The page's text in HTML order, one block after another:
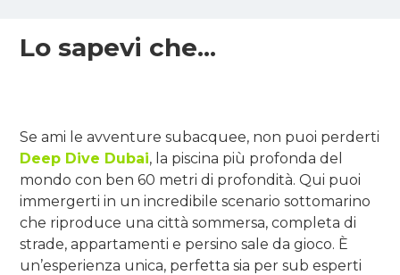
Lo sapevi che...
Se ami le avventure subacquee, non puoi perderti
Deep Dive Dubai, la piscina più profonda del
mondo con ben 60 metri di profondità. Qui puoi
immergerti in un incredibile scenario sottomarino
che riproduce una città sommersa, completa di
strade, appartamenti e persino sale da gioco. È
un’esperienza unica, perfetta sia per sub esperti